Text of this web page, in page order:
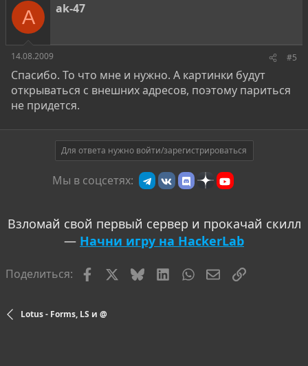
A ak-47
14.08.2009 #5
Спасибо. То что мне и нужно. А картинки будут
открываться с внешних адресов, поэтому париться
не придется.
Для ответа нужно войти/зарегистрироваться
Мы в соцсетях:
Взломай свой первый сервер и прокачай скилл
— Начни игру на HackerLab
Поделиться: FacebookBlueskyLinkedInWhatsAppЭлектронная
Ссылка
Lotus - Forms, LS и @